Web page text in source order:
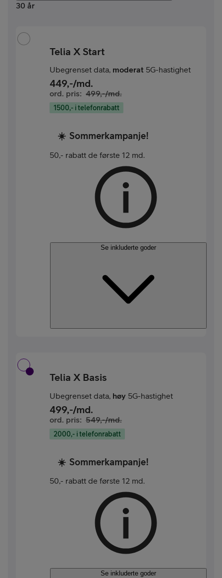
30 år
Telia X Start
Ubegrenset data, moderat 5G-hastighet
449,-/md.
ord. pris: 499,-/md.
1500,- i telefonrabatt
☀️ Sommerkampanje!
50,- rabatt de første 12 md.
Se inkluderte goder
Telia X Basis
Ubegrenset data, høy 5G-hastighet
499,-/md.
ord. pris: 549,-/md.
2000,- i telefonrabatt
☀️ Sommerkampanje!
50,- rabatt de første 12 md.
Se inkluderte goder